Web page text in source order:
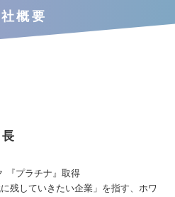
概要
『プラチナ』取得
残していきたい企業」を指す、ホワ